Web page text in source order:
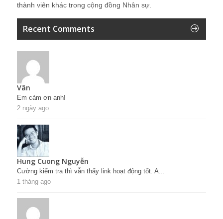
thành viên khác trong cộng đồng Nhân sự.
Recent Comments
Vân
Em cảm ơn anh!
2 ngày ago
Hung Cuong Nguyễn
Cường kiểm tra thì vẫn thấy link hoạt động tốt. A...
1 tháng ago